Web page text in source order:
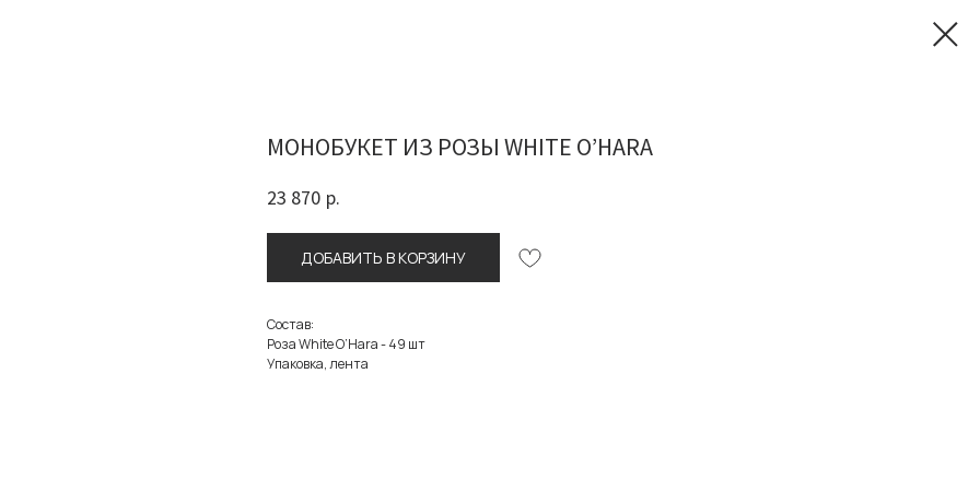
МОНОБУКЕТ ИЗ РОЗЫ WHITE O’HARA
23 870 р.
ДОБАВИТЬ В КОРЗИНУ
Состав:
Роза White O’Hara - 49 шт
Упаковка, лента